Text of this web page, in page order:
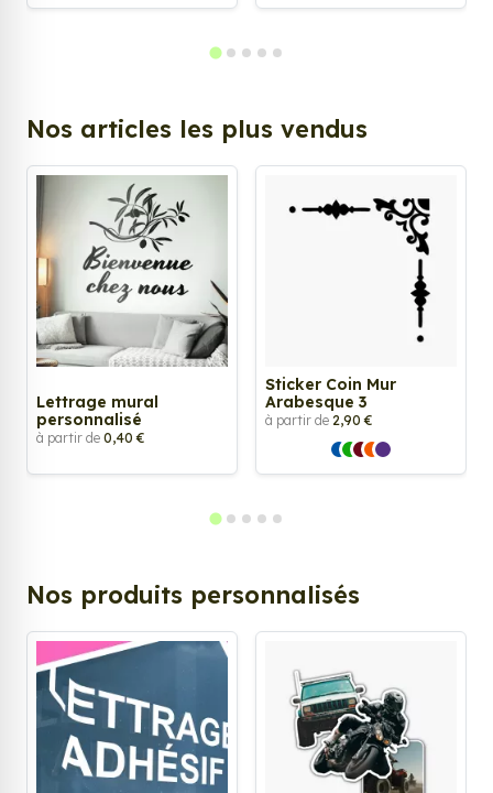
Nos articles les plus vendus
Lettrage mural
personnalisé
à partir de 0,40 €
Sticker Coin Mur
Arabesque 3
à partir de 2,90 €
Nos produits personnalisés